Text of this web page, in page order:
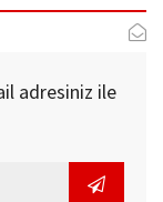
adresiniz ile